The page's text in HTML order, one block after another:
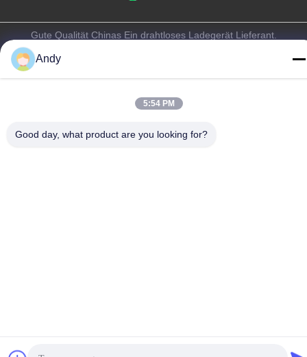
Gute Qualität Chinas Ein drahtloses Ladegerät Lieferant.
Copyright-© -2026 Shenzhen Times Superior Technology Co.,
Andy
5:54 PM
Good day, what product are you looking for?